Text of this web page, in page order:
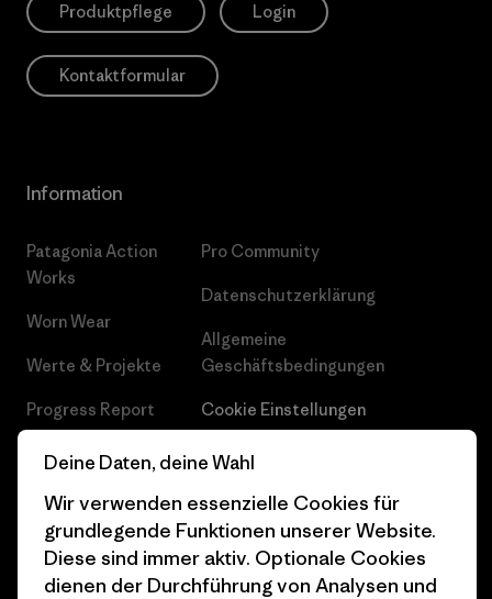
Produktpflege Login
Kontaktformular
Information
Patagonia Action
Works
Worn Wear
Werte & Projekte
Progress Report
Business Unusual
Klimaziele
1% For The Planet
Wie wir finanzieren
Pro Community
Datenschutzerklärung
Allgemeine
Geschäftsbedingungen
Cookie Einstellungen
Karriere
Pressekontakt
Industry program
Affiliate-Programm
Deine Daten, deine Wahl
Wir verwenden essenzielle Cookies für
grundlegende Funktionen unserer Website.
Diese sind immer aktiv. Optionale Cookies
dienen der Durchführung von Analysen und